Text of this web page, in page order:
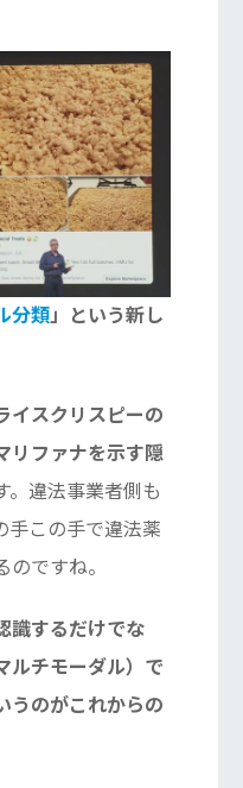
分類」という新し
イスクリスピーの
リファナを示す隠
。違法事業者側も
手この手で違法薬
ですね。
識するだけでな
ルチモーダル）で
うのがこれからの